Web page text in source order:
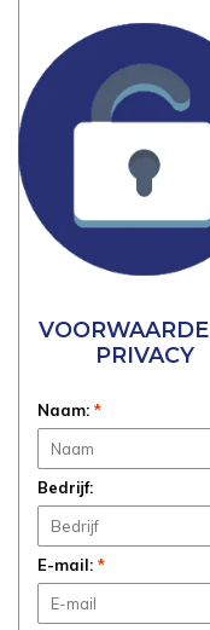
PRIVACY
Naam: *
Bedrijf:
E-mail: *